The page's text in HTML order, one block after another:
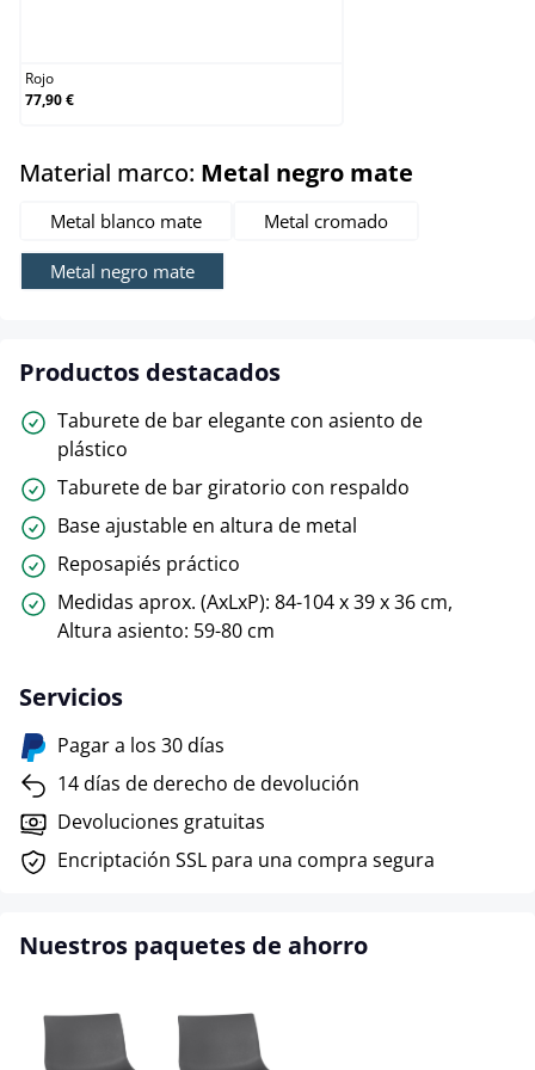
Rojo
77,90 €
Material marco: Metal negro mate
Metal blanco mate Metal cromado
Metal negro mate
Productos destacados
Taburete de bar elegante con asiento de
plástico
Taburete de bar giratorio con respaldo
Base ajustable en altura de metal
Reposapiés práctico
Medidas aprox. (AxLxP): 84-104 x 39 x 36 cm,
Altura asiento: 59-80 cm
Servicios
Pagar a los 30 días
14 días de derecho de devolución
Devoluciones gratuitas
Encriptación SSL para una compra segura
Nuestros paquetes de ahorro